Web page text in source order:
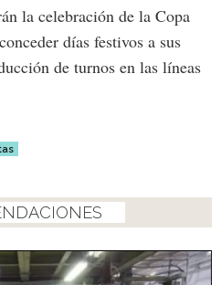
la celebración de la Copa
días festivos a sus
de turnos en las líneas